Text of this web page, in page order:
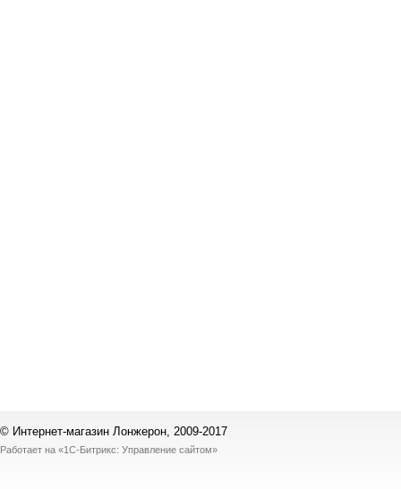
© Интернет-магазин Лонжерон, 2009-2017
Работает на «1С-Битрикс: Управление сайтом»